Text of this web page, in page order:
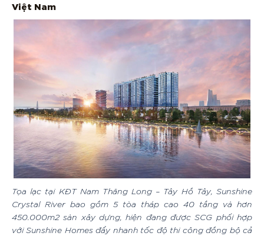
Việt Nam
Tọa lạc tại KĐT Nam Thăng Long – Tây Hồ Tây, Sunshine
Crystal River bao gồm 5 tòa tháp cao 40 tầng và hơn
450.000m2 sàn xây dựng, hiện đang được SCG phối hợp
với Sunshine Homes đẩy nhanh tốc độ thi công đồng bộ cả